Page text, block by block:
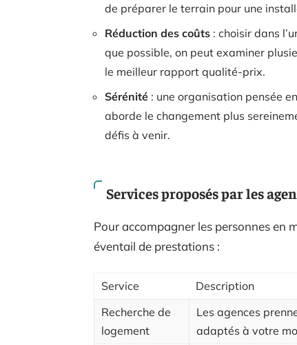
de préparer le terrain pour une
Réduction des coûts : choisir dans
que possible, on peut examiner
le meilleur rapport qualité-prix.
Sérénité : une organisation pensée
aborde le changement plus
défis à venir.
Services proposés par les
Pour accompagner les personnes en
éventail de prestations :
Service
Description
Recherche de
logement
Les agences
adaptés à votre